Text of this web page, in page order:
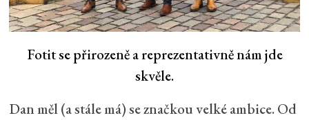
Fotit se přirozeně a reprezentativně nám jde
skvěle.
Dan měl (a stále má) se značkou velké ambice. Od